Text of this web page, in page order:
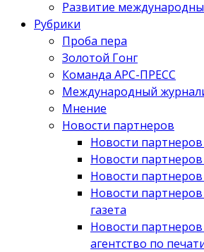
Развитие
Рубрики
Проба пера
Золотой Гонг
Команда АРС-ПРЕСС
Международный
Мнение
Новости партнеров
Новости
Новости
Новости
Новости партнеров
газета
Новости
агентство по